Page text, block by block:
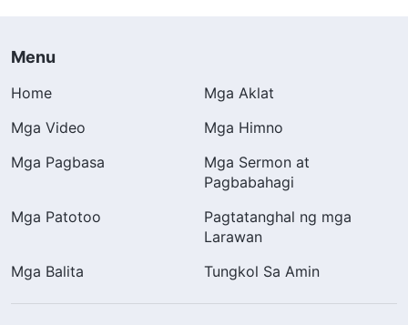
Menu
Home
Mga Aklat
Mga Video
Mga Himno
Mga Pagbasa
Mga Sermon at
Pagbabahagi
Mga Patotoo
Pagtatanghal ng mga
Larawan
Mga Balita
Tungkol Sa Amin